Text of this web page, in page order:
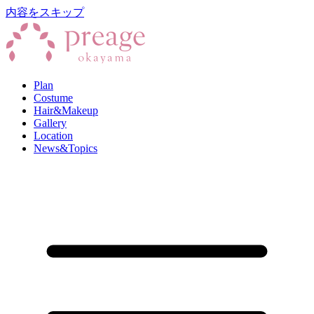
内容をスキップ
Plan
Costume
Hair&Makeup
Gallery
Location
News&Topics